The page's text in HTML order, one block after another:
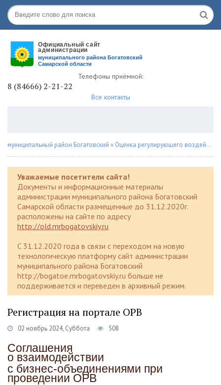
Телефоны приёмной:
8 (84666) 2-21-22
Все контакты
муниципальный район Богатовский » Оценка регулирующего воздействия
Уважаемые посетители сайта!
Документы и информационные материалы
администрации муниципального района Богатовский
Самарской области размещенные до 31.12.2020г.
расположены на сайте по адресу
http://old.mrbogatovskiy.ru
C 31.12.2020 года в связи с переходом на новую
технологическую платформу сайт администрации
муниципального района Богатовский
http://bogatoe.mrbogatovskiy.ru больше не
поддерживается и переведен в архивный режим.
Регистрация на портале ОРВ
02 ноябрь 2024, Суббота 508
Соглашения
о взаимодействии
с бизнес-объединениями при
проведении ОРВ